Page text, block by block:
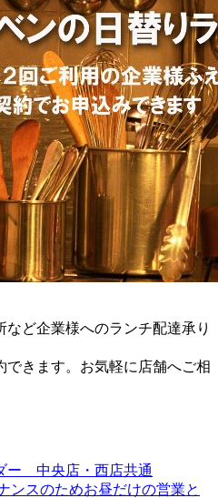
ど企業様へのランチ配達承り
できます。お気軽に店舗へご相
ー 中央店・西店共通
ンスのためお昼だけの営業と